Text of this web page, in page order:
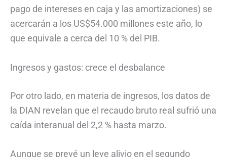
pago de intereses en caja y las amortizaciones) se
acercarán a los US$54.000 millones este año, lo
que equivale a cerca del 10 % del PIB.
Ingresos y gastos: crece el desbalance
Por otro lado, en materia de ingresos, los datos de
la DIAN revelan que el recaudo bruto real sufrió una
caída interanual del 2,2 % hasta marzo.
Aunque se prevé un leve alivio en el segundo